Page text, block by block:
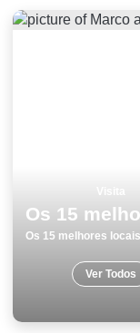
Ver Todos